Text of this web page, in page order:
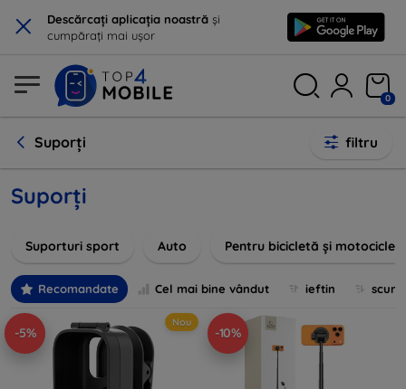
× Descărcați aplicația noastră și
cumpărați mai ușor
0
Suporți filtru
Suporți
Suporturi sport Auto Pentru bicicletă și
Recomandate Cel mai bine vândut ieftin
-5%
Nou
-10%